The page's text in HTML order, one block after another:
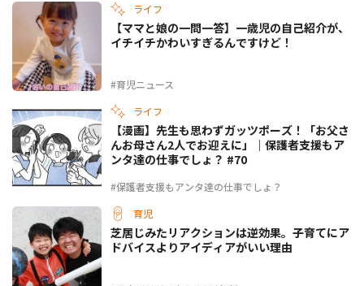
ライフ
#育児ニュース
【ママと娘の一問一答】一歳児の自己紹介が、
イチイチかわいすぎるんですけど！
ライフ
#保護者支援もアンタ達の仕事でしょ？
【漫画】先生も思わずガッツポーズ！「お父さ
んお母さん2人でお迎えに」｜保護者支援もア
ンタ達の仕事でしょ？ #70
育児
芝居じみたリアクションは逆効果。子育てにア
ドバイスよりアイディアがいい理由